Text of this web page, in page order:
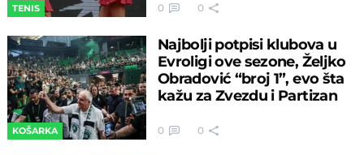
TENIS 0 0
KOŠARKA
Najbolji potpisi klubova u
Evroligi ove sezone, Željko
Obradović “broj 1”, evo šta
kažu za Zvezdu i Partizan
0 0